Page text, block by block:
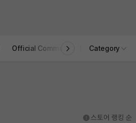
Official Community STOVE INDIE
Category
도움말
스토어 랭킹 순